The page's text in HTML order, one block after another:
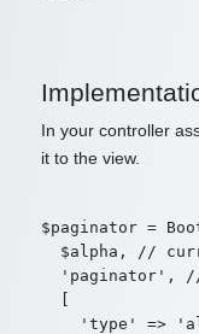
In your controller
it to the view.
$paginator =
$alpha, //
'paginator',
'type' =>